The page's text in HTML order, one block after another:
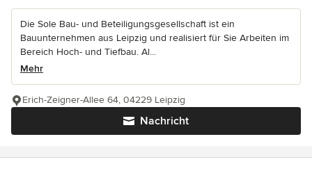
Die Sole Bau- und Beteiligungsgesellschaft ist ein
Bauunternehmen aus Leipzig und realisiert für Sie Arbeiten im
Bereich Hoch- und Tiefbau. Al...
Mehr
Nachricht
Erich-Zeigner-Allee 64, 04229 Leipzig